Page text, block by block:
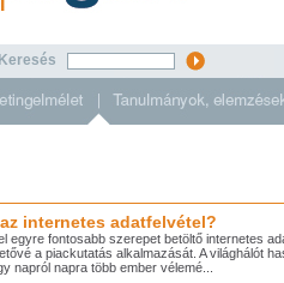
Keresés
internetes adatfelvétel?
egyre fontosabb szerepet betöltő internetes
a piackutatás alkalmazását. A világhálót
napról napra több ember vélemé...